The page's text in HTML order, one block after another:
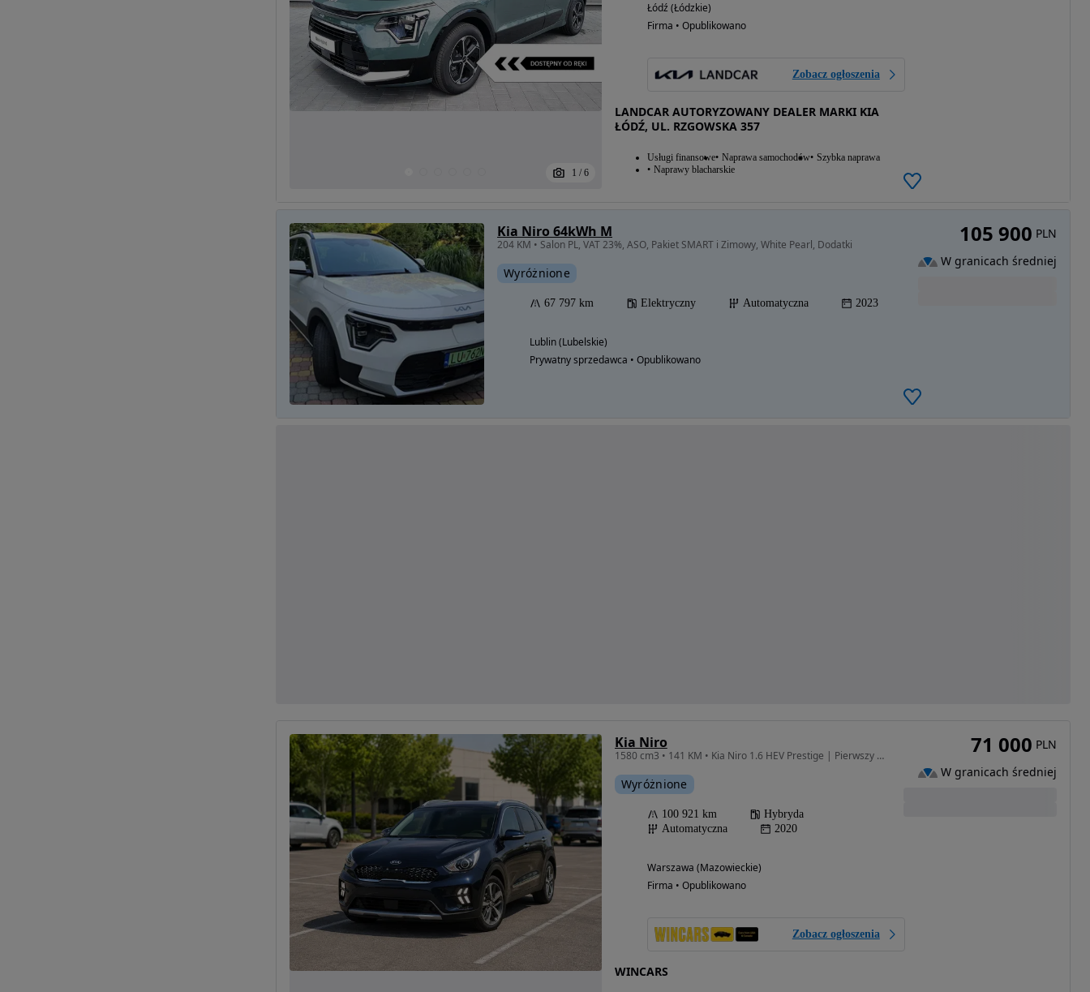
1 / 6
Łódź (Łódzkie)
Firma • Opublikowano
Zobacz ogłoszenia
LANDCAR AUTORYZOWANY DEALER MARKI KIA
ŁÓDŹ, UL. RZGOWSKA 357
Usługi finansowe Naprawa samochodów Szybka naprawa
Naprawy blacharskie
Kia Niro 64kWh M
204 KM • Salon PL, VAT 23%, ASO, Pakiet SMART i Zimowy, White Pearl, Dodatki
Wyróżnione
67 797 km Elektryczny Automatyczna 2023
Lublin (Lubelskie)
Prywatny sprzedawca • Opublikowano
105 900 PLN
W granicach średniej
Kia Niro
1580 cm3 • 141 KM • Kia Niro 1.6 HEV Prestige | Pierwszy właściciel | Idealny stan|
Wyróżnione
100 921 km
Hybryda
Automatyczna
2020
Warszawa (Mazowieckie)
Firma • Opublikowano
Zobacz ogłoszenia
WINCARS
71 000 PLN
W granicach średniej